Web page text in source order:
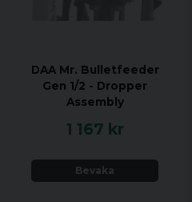
DAA Mr. Bulletfeeder
Gen 1/2 - Dropper
Assembly
1 167 kr
Bevaka